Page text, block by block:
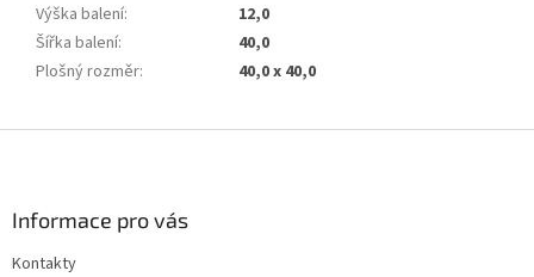
Výška balení:
12,0
Šířka balení:
40,0
Plošný rozměr: 40,0 x 40,0
Informace pro vás
Kontakty